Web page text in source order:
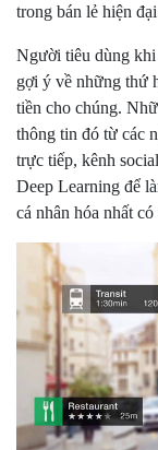
trong bán lẻ hiện
Người tiêu dùng khi
gợi ý về những thứ
tiền cho chúng.
thông tin đó từ các
trực tiếp, kênh
Deep Learning để
cá nhân hóa nhất có